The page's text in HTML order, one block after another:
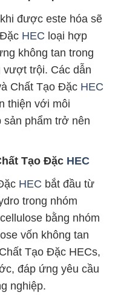
được este hóa sẽ
HEC loại hợp
không tan trong
vượt trội. Các dẫn
Chất Tạo Đặc HEC
thiện với môi
phẩm trở nên
Tạo Đặc HEC
HEC bắt đầu từ
trong nhóm
bằng nhóm
vốn không tan
Tạo Đặc HECs,
đáp ứng yêu cầu
nghiệp.